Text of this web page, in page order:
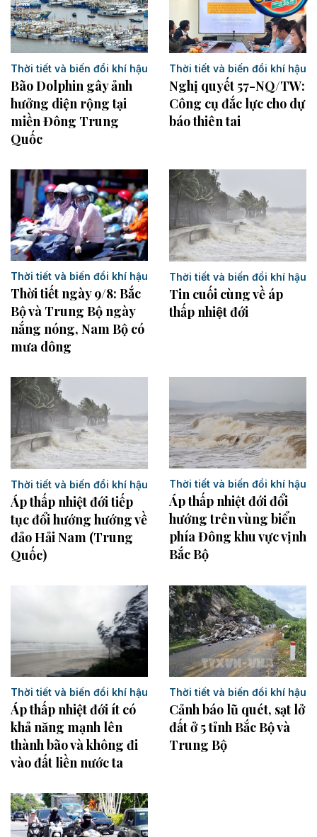
Thời tiết và biến đổi khí hậu
Bão Dolphin gây ảnh
hưởng diện rộng tại
miền Đông Trung
Quốc
Thời tiết và biến đổi khí hậu
Nghị quyết 57-NQ/TW:
Công cụ đắc lực cho dự
báo thiên tai
Thời tiết và biến đổi khí hậu
Thời tiết ngày 9/8: Bắc
Bộ và Trung Bộ ngày
nắng nóng, Nam Bộ có
mưa dông
Thời tiết và biến đổi khí hậu
Tin cuối cùng về áp
thấp nhiệt đới
Thời tiết và biến đổi khí hậu
Áp thấp nhiệt đới tiếp
tục đổi hướng hướng về
đảo Hải Nam (Trung
Quốc)
Thời tiết và biến đổi khí hậu
Áp thấp nhiệt đới đổi
hướng trên vùng biển
phía Đông khu vực vịnh
Bắc Bộ
Thời tiết và biến đổi khí hậu
Áp thấp nhiệt đới ít có
khả năng mạnh lên
thành bão và không đi
vào đất liền nước ta
Thời tiết và biến đổi khí hậu
Cảnh báo lũ quét, sạt lở
đất ở 5 tỉnh Bắc Bộ và
Trung Bộ